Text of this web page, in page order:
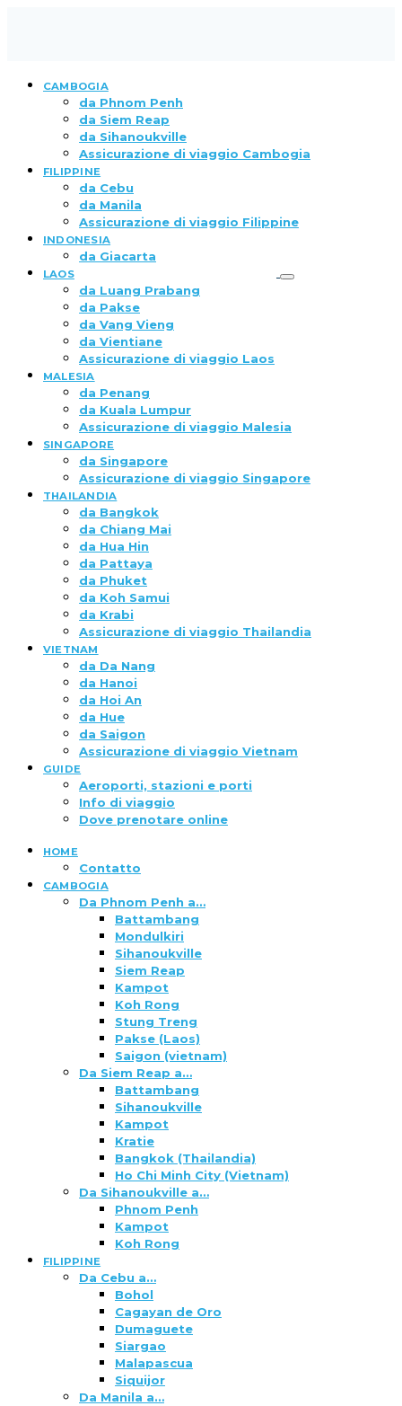
CAMBOGIA
da Phnom Penh
da Siem Reap
da Sihanoukville
Assicurazione di viaggio Cambogia
FILIPPINE
da Cebu
da Manila
Assicurazione di viaggio Filippine
INDONESIA
da Giacarta
LAOS
da Luang Prabang
da Pakse
da Vang Vieng
da Vientiane
Assicurazione di viaggio Laos
MALESIA
da Penang
da Kuala Lumpur
Assicurazione di viaggio Malesia
SINGAPORE
da Singapore
Assicurazione di viaggio Singapore
THAILANDIA
da Bangkok
da Chiang Mai
da Hua Hin
da Pattaya
da Phuket
da Koh Samui
da Krabi
Assicurazione di viaggio Thailandia
VIETNAM
da Da Nang
da Hanoi
da Hoi An
da Hue
da Saigon
Assicurazione di viaggio Vietnam
GUIDE
Aeroporti, stazioni e porti
Info di viaggio
Dove prenotare online
HOME
Contatto
CAMBOGIA
Da Phnom Penh a…
Battambang
Mondulkiri
Sihanoukville
Siem Reap
Kampot
Koh Rong
Stung Treng
Pakse (Laos)
Saigon (vietnam)
Da Siem Reap a…
Battambang
Sihanoukville
Kampot
Kratie
Bangkok (Thailandia)
Ho Chi Minh City (Vietnam)
Da Sihanoukville a…
Phnom Penh
Kampot
Koh Rong
FILIPPINE
Da Cebu a…
Bohol
Cagayan de Oro
Dumaguete
Siargao
Malapascua
Siquijor
Da Manila a…